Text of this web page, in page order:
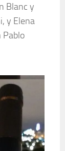
Blanc y
y Elena
Pablo